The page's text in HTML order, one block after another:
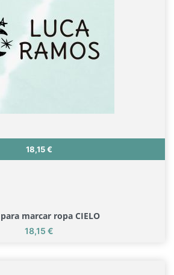
Precio
18,15 €
marcar ropa CIELO
Precio
18,15 €